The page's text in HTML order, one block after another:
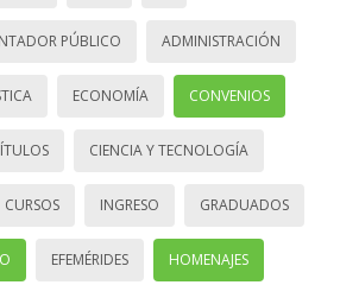
PÚBLICO ADMINISTRACIÓN
ECONOMÍA CONVENIOS
CIENCIA Y TECNOLOGÍA
CURSOS INGRESO GRADUADOS
EFEMÉRIDES HOMENAJES